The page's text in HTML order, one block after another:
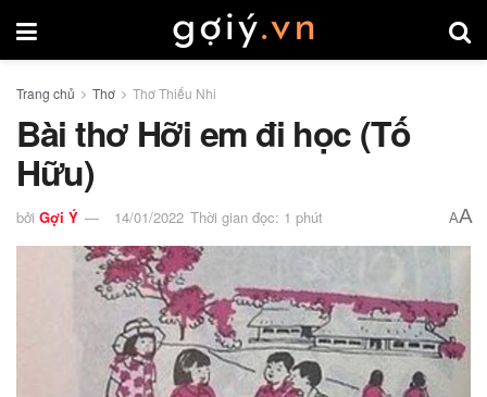
Trang chủ Thơ Thơ Thiếu Nhi
Bài thơ Hỡi em đi học (Tố
Hữu)
bởi Gợi Ý 14/01/2022 Thời gian đọc: 1 phút AA